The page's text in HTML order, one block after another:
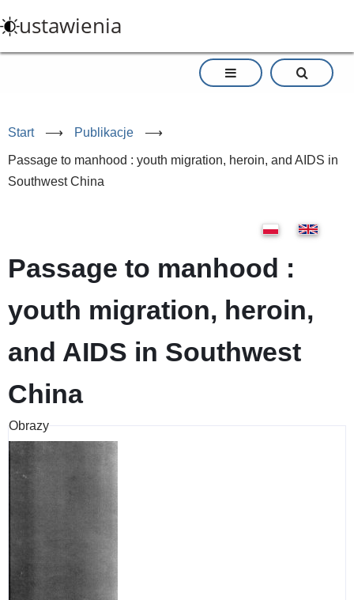
do
treści
ustawienia
Start ⟶ Publikacje ⟶
Passage to manhood : youth migration, heroin, and AIDS in
Southwest China
Passage to manhood :
youth migration, heroin,
and AIDS in Southwest
China
Obrazy